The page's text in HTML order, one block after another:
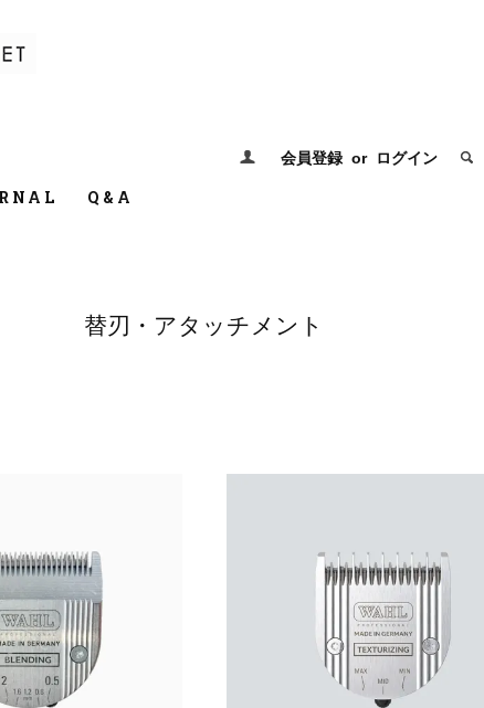
会員登録 or ログイン
Q&A
替刃・アタッチメント